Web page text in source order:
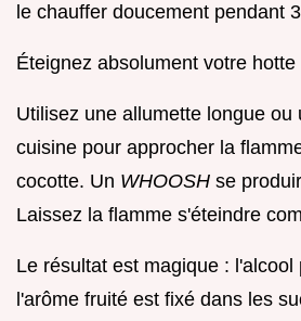
le chauffer doucement pendant
Éteignez absolument votre
Utilisez une allumette longue ou
cuisine pour approcher la
cocotte. Un WHOOSH se
Laissez la flamme s'éteindre
Le résultat est magique : l'alcool
l'arôme fruité est fixé dans les